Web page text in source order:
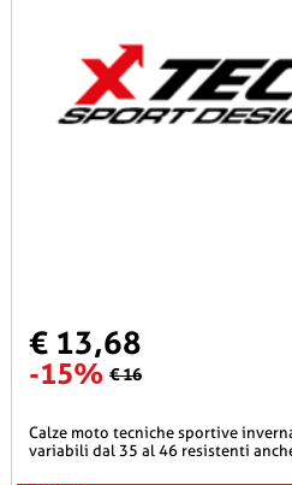
€ 13,68
-15% € 16
calze moto tecniche sportive invernali arancioni xtech taglie
variabili dal 35 al 46 resistenti